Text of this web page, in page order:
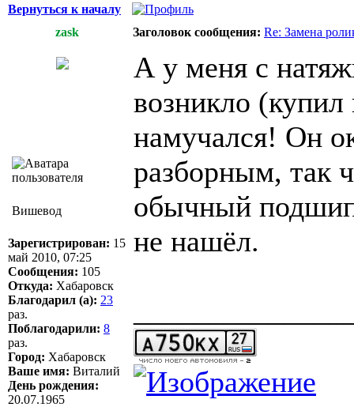
Вернуться к началу
zask
Заголовок сообщения: Re: Замена
Вишевод
Зарегистрирован: 15
май 2010, 07:25
Сообщения: 105
Откуда: Хабаровск
Благодарил (а): 23
раз.
Поблагодарили: 8
раз.
Город: Хабаровск
Ваше имя: Виталий
День рождения:
20.07.1965
А у меня с
возникло
намучался! Он
разборным, так
обычный
не нашёл.